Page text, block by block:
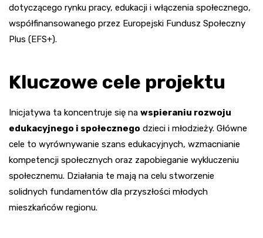
dotyczącego rynku pracy, edukacji i włączenia społecznego,
współfinansowanego przez Europejski Fundusz Społeczny
Plus (EFS+).
Kluczowe cele projektu
Inicjatywa ta koncentruje się na wspieraniu rozwoju
edukacyjnego i społecznego dzieci i młodzieży. Główne
cele to wyrównywanie szans edukacyjnych, wzmacnianie
kompetencji społecznych oraz zapobieganie wykluczeniu
społecznemu. Działania te mają na celu stworzenie
solidnych fundamentów dla przyszłości młodych
mieszkańców regionu.